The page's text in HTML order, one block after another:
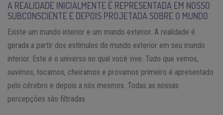
A REALIDADE INICIALMENTE É REPRESENTADA EM NOSSO
SUBCONSCIENTE E DEPOIS PROJETADA SOBRE O MUNDO
Existe um mundo interior e um mundo exterior. A realidade é
gerada a partir dos estímulos do mundo exterior em seu mundo
interior. Este é o universo no qual você vive. Tudo que vemos,
ouvimos, tocamos, cheiramos e provamos primeiro é apresentado
pelo cérebro e depois a nós mesmos. Todas as nossas
percepções são filtradas.